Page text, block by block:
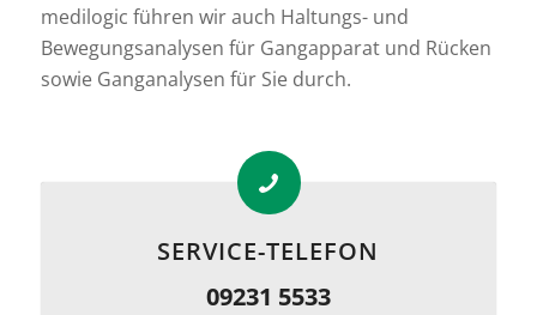
medilogic führen wir auch Haltungs- und
Bewegungsanalysen für Gangapparat und Rücken
sowie Ganganalysen für Sie durch.
SERVICE-TELEFON
09231 5533